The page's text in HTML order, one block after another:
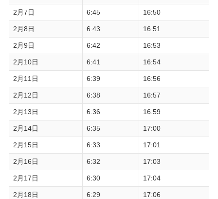
2月7日 6:45 16:50
2月8日 6:43 16:51
2月9日 6:42 16:53
2月10日 6:41 16:54
2月11日 6:39 16:56
2月12日 6:38 16:57
2月13日 6:36 16:59
2月14日 6:35 17:00
2月15日 6:33 17:01
2月16日 6:32 17:03
2月17日 6:30 17:04
2月18日 6:29 17:06